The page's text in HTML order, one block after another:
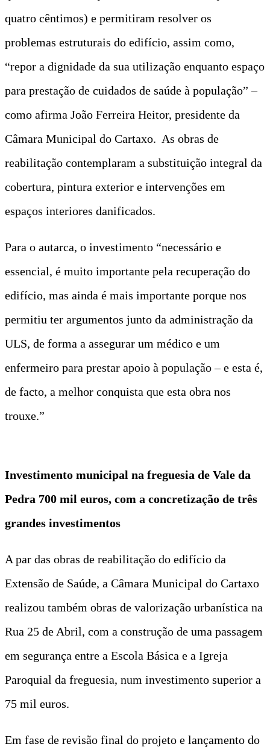
quatro cêntimos) e permitiram resolver os
problemas estruturais do edifício, assim como,
“repor a dignidade da sua utilização enquanto espaço
para prestação de cuidados de saúde à população” –
como afirma João Ferreira Heitor, presidente da
Câmara Municipal do Cartaxo. As obras de
reabilitação contemplaram a substituição integral da
cobertura, pintura exterior e intervenções em
espaços interiores danificados.
Para o autarca, o investimento “necessário e
essencial, é muito importante pela recuperação do
edifício, mas ainda é mais importante porque nos
permitiu ter argumentos junto da administração da
ULS, de forma a assegurar um médico e um
enfermeiro para prestar apoio à população – e esta é,
de facto, a melhor conquista que esta obra nos
trouxe.”
Investimento municipal na freguesia de Vale da
Pedra 700 mil euros, com a concretização de três
grandes investimentos
A par das obras de reabilitação do edifício da
Extensão de Saúde, a Câmara Municipal do Cartaxo
realizou também obras de valorização urbanística na
Rua 25 de Abril, com a construção de uma passagem
em segurança entre a Escola Básica e a Igreja
Paroquial da freguesia, num investimento superior a
75 mil euros.
Em fase de revisão final do projeto e lançamento do